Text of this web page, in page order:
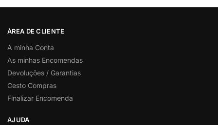
ÁREA DE CLIENTE
A minha Conta
As minhas Encomendas
Devoluções / Garantias
Cesto Compras
Finalizar Encomenda
AJUDA